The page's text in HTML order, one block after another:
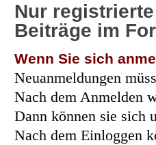
Nur
Beiträge im
Wenn Sie sich
Neuanmeldungen
Nach dem Anmelden
Dann können sie sich
Nach dem Einloggen